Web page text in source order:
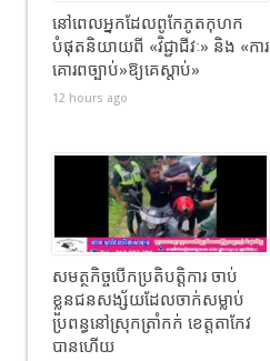
នៅពេលអ្នកដែលពូកែភូតកុហក
បំផុតនិយាយពី «វិជ្ជាជីវៈ» និង «ការ
គោរពច្បាប់»ឱ្យគេស្តាប់»
12 hours ago
សមត្ថកិច្ចបើកប្រតិបត្តិការ ចាប់
ខ្លួនជនសង្ស័យដែលចាក់សម្លាប់
ប្រពន្ធនៅស្រុកត្រាំកក់ ខេត្តតាកែវ
បានហេីយ